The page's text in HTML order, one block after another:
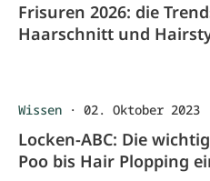
Frisuren 2026: die
Haarschnitt und
Wissen · 02. Oktober 2023
Locken-ABC: Die
Poo bis Hair Plopping